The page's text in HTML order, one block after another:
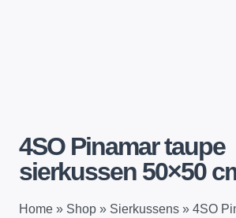
4SO Pinamar taupe
sierkussen 50×50
Home » Shop » Sierkussens » 4SO